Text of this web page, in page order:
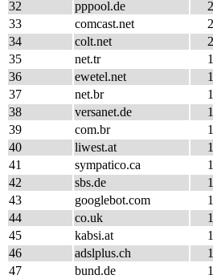
32
pppool.de
33
comcast.net
34
colt.net
35
net.tr
36
ewetel.net
37
net.br
38
versanet.de
39
com.br
40
liwest.at
41
sympatico.ca
42
sbs.de
43
googlebot.com
44
co.uk
45
kabsi.at
46
adslplus.ch
47
bund.de